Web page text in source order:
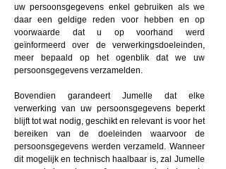
uw persoonsgegevens enkel gebruiken als we
daar een geldige reden voor hebben en op
voorwaarde dat u op voorhand werd
geïnformeerd over de verwerkingsdoeleinden,
meer bepaald op het ogenblik dat we uw
persoonsgegevens verzamelden.
Bovendien garandeert Jumelle dat elke
verwerking van uw persoonsgegevens beperkt
blijft tot wat nodig, geschikt en relevant is voor het
bereiken van de doeleinden waarvoor de
persoonsgegevens werden verzameld. Wanneer
dit mogelijk en technisch haalbaar is, zal Jumelle